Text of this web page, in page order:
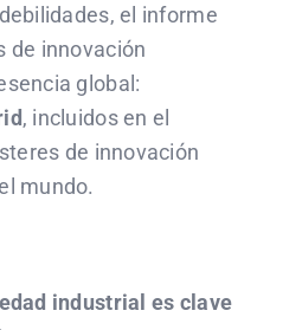
el informe
de innovación
global:
, incluidos en el
de innovación
mundo.
industrial es clave